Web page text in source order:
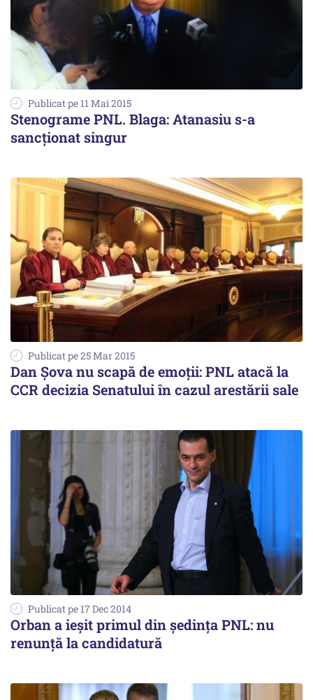
Publicat pe 11 Mai 2015
Stenograme PNL. Blaga: Atanasiu s-a
sancționat singur
Publicat pe 25 Mar 2015
Dan Șova nu scapă de emoții: PNL atacă la
CCR decizia Senatului în cazul arestării sale
Publicat pe 17 Dec 2014
Orban a ieșit primul din ședința PNL: nu
renunță la candidatură